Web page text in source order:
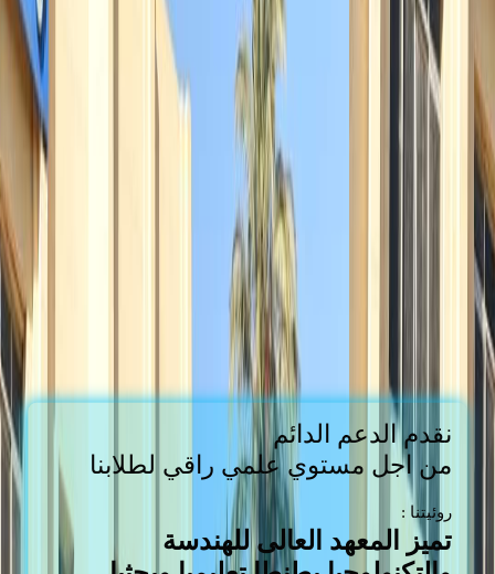
نقدم الدعم الدائم
من اجل مستوي علمي راقي لطلابنا
: روئيتنا